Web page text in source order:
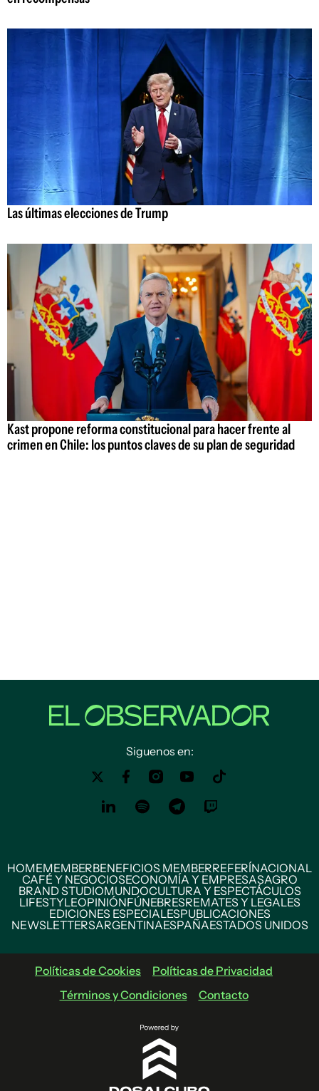
Las últimas elecciones de Trump
Kast propone reforma constitucional para hacer frente al
crimen en Chile: los puntos claves de su plan de seguridad
Siguenos en:
HOMEMEMBERBENEFICIOS MEMBERREFERÍNACIONAL
CAFÉ Y NEGOCIOSECONOMÍA Y EMPRESASAGRO
BRAND STUDIOMUNDOCULTURA Y ESPECTÁCULOS
LIFESTYLEOPINIÓNFÚNEBRESREMATES Y LEGALES
EDICIONES ESPECIALESPUBLICACIONES
NEWSLETTERSARGENTINAESPAÑAESTADOS UNIDOS
Políticas de Cookies
Políticas de Privacidad
Términos y Condiciones
Contacto